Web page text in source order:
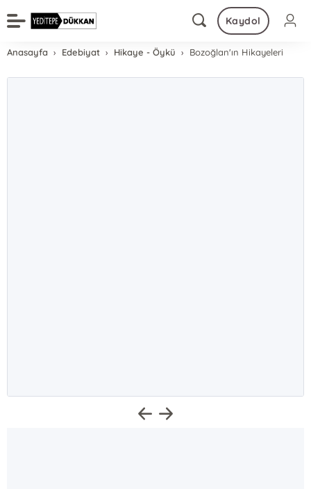
Kaydol
Anasayfa Edebiyat Hikaye - Öykü Bozoğlan'ın Hikayeleri